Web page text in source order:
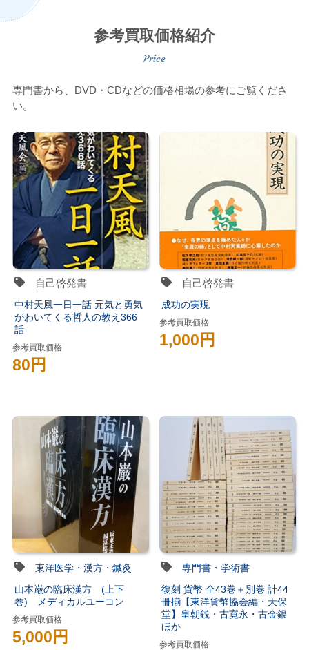
参考買取価格紹介
専門書から、DVD・CDなどの価格相場の参考にご覧くださ
い。
自己啓発書
中村天風一日一話 元気と勇気
がわいてくる哲人の教え366
話
参考買取価格
80円
自己啓発書
成功の実現
参考買取価格
1,000円
東洋医学・漢方・鍼灸
山本巌の臨床漢方 (上下
巻) メディカルユーコン
参考買取価格
5,000円
専門書・学術書
復刻 貨幣 全43巻＋別巻 計44
冊揃【東洋貨幣協会編・天保
堂】皇朝銭・古寛永・古金銀
ほか
参考買取価格